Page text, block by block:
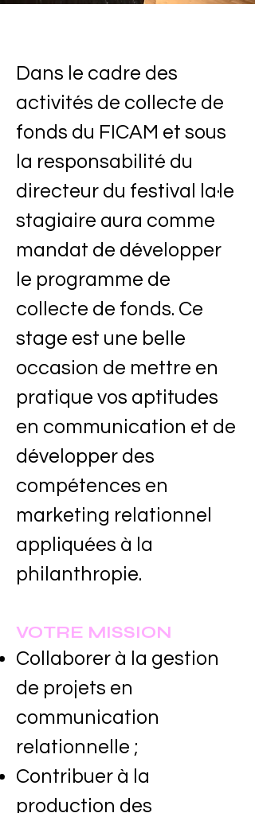
Dans le cadre des
activités de collecte de
fonds du FICAM et sous
la responsabilité du
directeur du festival la·le
stagiaire aura comme
mandat de développer
le programme de
collecte de fonds. Ce
stage est une belle
occasion de mettre en
pratique vos aptitudes
en communication et de
développer des
compétences en
marketing relationnel
appliquées à la
philanthropie.
VOTRE MISSION
Collaborer à la gestion
de projets en
communication
relationnelle ;
Contribuer à la
production des